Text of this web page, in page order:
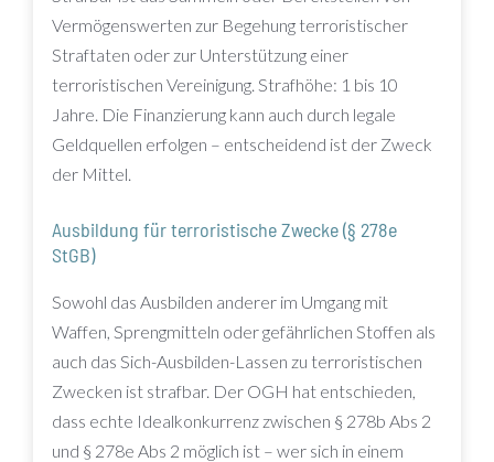
Vermögenswerten zur Begehung terroristischer
Straftaten oder zur Unterstützung einer
terroristischen Vereinigung. Strafhöhe: 1 bis 10
Jahre. Die Finanzierung kann auch durch legale
Geldquellen erfolgen – entscheidend ist der Zweck
der Mittel.
Ausbildung für terroristische Zwecke (§ 278e
StGB)
Sowohl das Ausbilden anderer im Umgang mit
Waffen, Sprengmitteln oder gefährlichen Stoffen als
auch das Sich-Ausbilden-Lassen zu terroristischen
Zwecken ist strafbar. Der OGH hat entschieden,
dass echte Idealkonkurrenz zwischen § 278b Abs 2
und § 278e Abs 2 möglich ist – wer sich in einem